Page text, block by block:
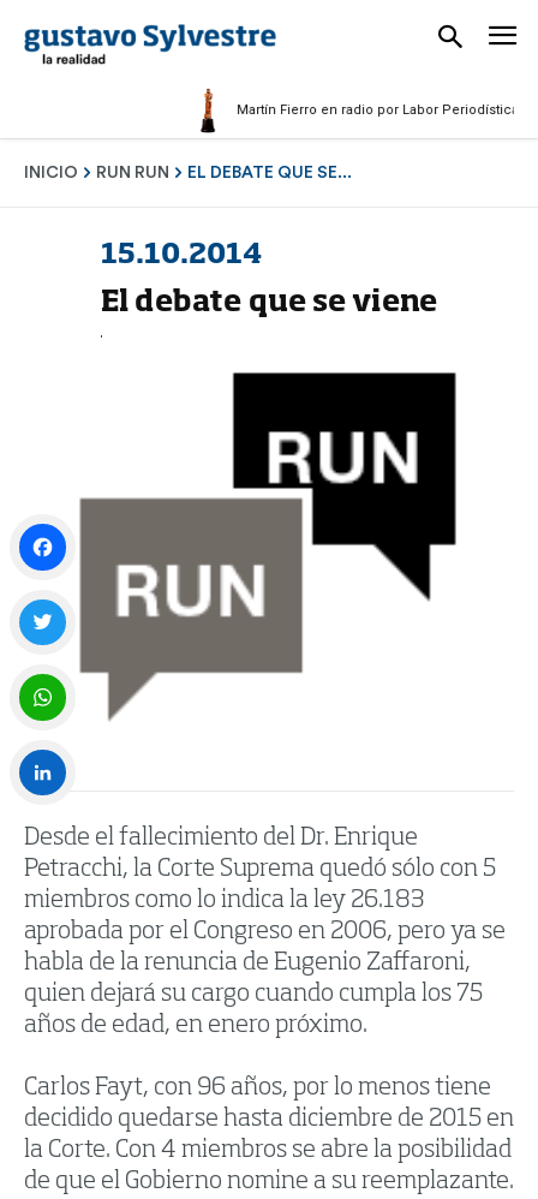
Martín Fierro en radio por Labor Periodística
INICIO RUN RUN EL DEBATE QUE SE...
15.10.2014
El debate que se viene
Desde el fallecimiento del Dr. Enrique
Petracchi, la Corte Suprema quedó sólo con 5
miembros como lo indica la ley 26.183
aprobada por el Congreso en 2006, pero ya se
habla de la renuncia de Eugenio Zaffaroni,
quien dejará su cargo cuando cumpla los 75
años de edad, en enero próximo.
Carlos Fayt, con 96 años, por lo menos tiene
decidido quedarse hasta diciembre de 2015 en
la Corte. Con 4 miembros se abre la posibilidad
de que el Gobierno nomine a su reemplazante.
Facebook
Twitter
WhatsApp
LinkedIn